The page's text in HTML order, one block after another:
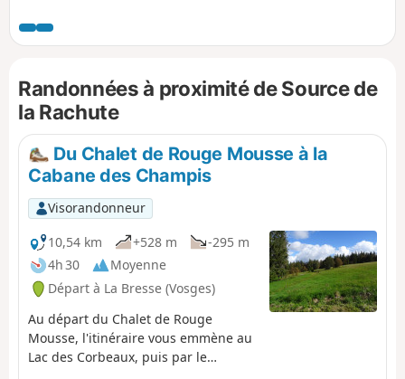
de Sèchemer, le Col de la Vierge, le
point de vue de la Roche du Lac (après
Brabant et son domaine skiable et enfin
se rediriger vers La Bresse en passant
par un splendide parcours à travers
l'Arboretum du Planot-Paris. Classée
difficile uniquement pour sa longueur :
compter 22 km
Randonnées à proximité de Source de
la Rachute
Du Chalet de Rouge Mousse à la
Cabane des Champis
Visorandonneur
10,54 km
+528 m
-295 m
4h 30
Moyenne
Départ à La Bresse (Vosges)
Au départ du Chalet de Rouge
Mousse, l'itinéraire vous emmène au
Lac des Corbeaux, puis par le